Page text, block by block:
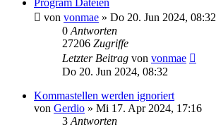
von vonmae » Do 20. Jun 2024, 08:32
0 Antworten
27206 Zugriffe
Letzter Beitrag von vonmae
Do 20. Jun 2024, 08:32
Kommastellen werden ignoriert
von Gerdio » Mi 17. Apr 2024, 17:16
3 Antworten